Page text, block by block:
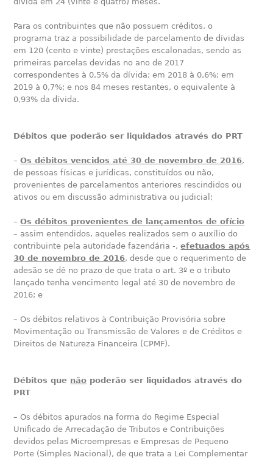
Para os contribuintes que não possuem créditos, o
programa traz a possibilidade de parcelamento de dívidas
em 120 (cento e vinte) prestações escalonadas, sendo as
primeiras parcelas devidas no ano de 2017
correspondentes à 0,5% da dívida; em 2018 à 0,6%; em
2019 à 0,7%; e nos 84 meses restantes, o equivalente à
0,93% da dívida.
Débitos que poderão ser liquidados através do PRT
–Os débitos vencidos até 30 de novembro de 2016,
de pessoas físicas e jurídicas, constituídos ou não,
provenientes de parcelamentos anteriores rescindidos ou
ativos ou em discussão administrativa ou judicial;
–Os débitos provenientes de lançamentos de ofício
– assim entendidos, aqueles realizados sem o auxílio do
contribuinte pela autoridade fazendária -,efetuados após
30 de novembro de 2016, desde que o requerimento de
adesão se dê no prazo de que trata o art. 3º e o tributo
lançado tenha vencimento legal até 30 de novembro de
2016; e
– Os débitos relativos à Contribuição Provisória sobre
Movimentação ou Transmissão de Valores e de Créditos e
Direitos de Natureza Financeira (CPMF).
Débitos que não poderão ser liquidados através do
PRT
– Os débitos apurados na forma do Regime Especial
Unificado de Arrecadação de Tributos e Contribuições
devidos pelas Microempresas e Empresas de Pequeno
Porte (Simples Nacional), de que trata a Lei Complementar